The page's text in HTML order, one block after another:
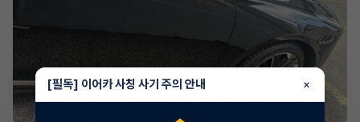
[필독] 이어카 사칭 사기 주의 안내 ×